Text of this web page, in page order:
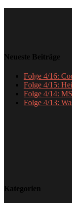
Neueste Beiträge
Folge 4/16:
Folge 4/15:
Folge 4/14:
Folge 4/13:
Kategorien